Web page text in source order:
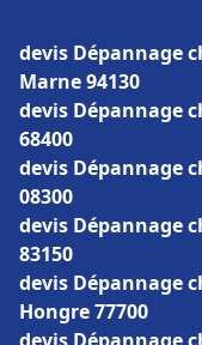
devis Dépannage
Marne 94130
devis Dépannage
68400
devis Dépannage
08300
devis Dépannage
83150
devis Dépannage
Hongre 77700